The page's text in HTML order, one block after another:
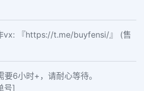
vx: 『https://t.me/buyfensi/』 (售
6小时+，请耐心等待。
号]